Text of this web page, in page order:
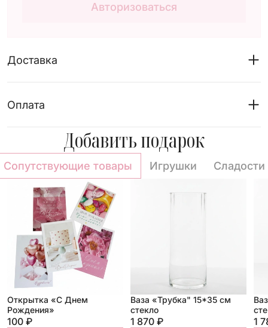
Авторизоваться
Доставка
Оплата
Добавить подарок
Сопутствующие товары Игрушки Сладости
Открытка «С Днем
Рождения»
100 ₽
Ваза «Трубка" 15*35 см
стекло
1 870 ₽ 1